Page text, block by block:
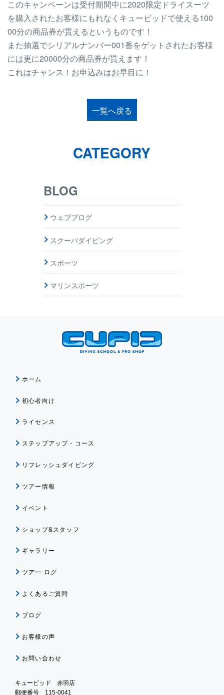
このキャンペーンは受付期間中に2020限定ドライスーツ
を購入されたお客様にもれなくキューピッドで使える100
00分の商品券が貰えるというものです！
また抽選でシリアルナンバー001番をゲットされたお客様
には更に20000分の商品券が貰えます！
これはチャンス！お申込みはお早目に！
一覧へ戻る
CATEGORY
BLOG
ウェブブログ
スクーバダイビング
スポーツ
マリンスポーツ
ホーム
初心者向け
ライセンス
ステップアップ・コース
リフレッシュダイビング
ツアー情報
イベント
ショップ&スタッフ
ギャラリー
ツアー ログ
よくあるご質問
ブログ
お客様の声
お問い合わせ
キューピッド 赤羽店
郵便番号 115-0041